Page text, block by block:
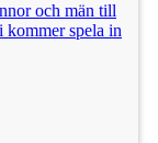
och män till
spela in